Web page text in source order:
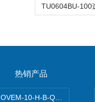
热销产品
OVEM-10-H-B-QO-CE-N-2P